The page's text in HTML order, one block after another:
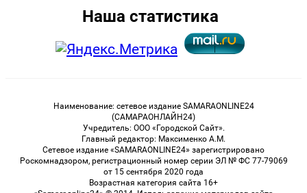
Наша статистика
Наименование: сетевое издание SAMARAONLINE24
(САМАРАОНЛАЙН24)
Учредитель: ООО «Городской Сайт».
Главный редактор: Максименко А.М.
Сетевое издание «SAMARAONLINE24» зарегистрировано
Роскомнадзором, регистрационный номер серии ЭЛ № ФС 77-79069
от 15 сентября 2020 года
Возрастная категория сайта 16+